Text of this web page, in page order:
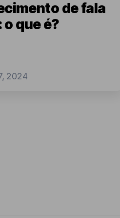
de fala
que é?
2024